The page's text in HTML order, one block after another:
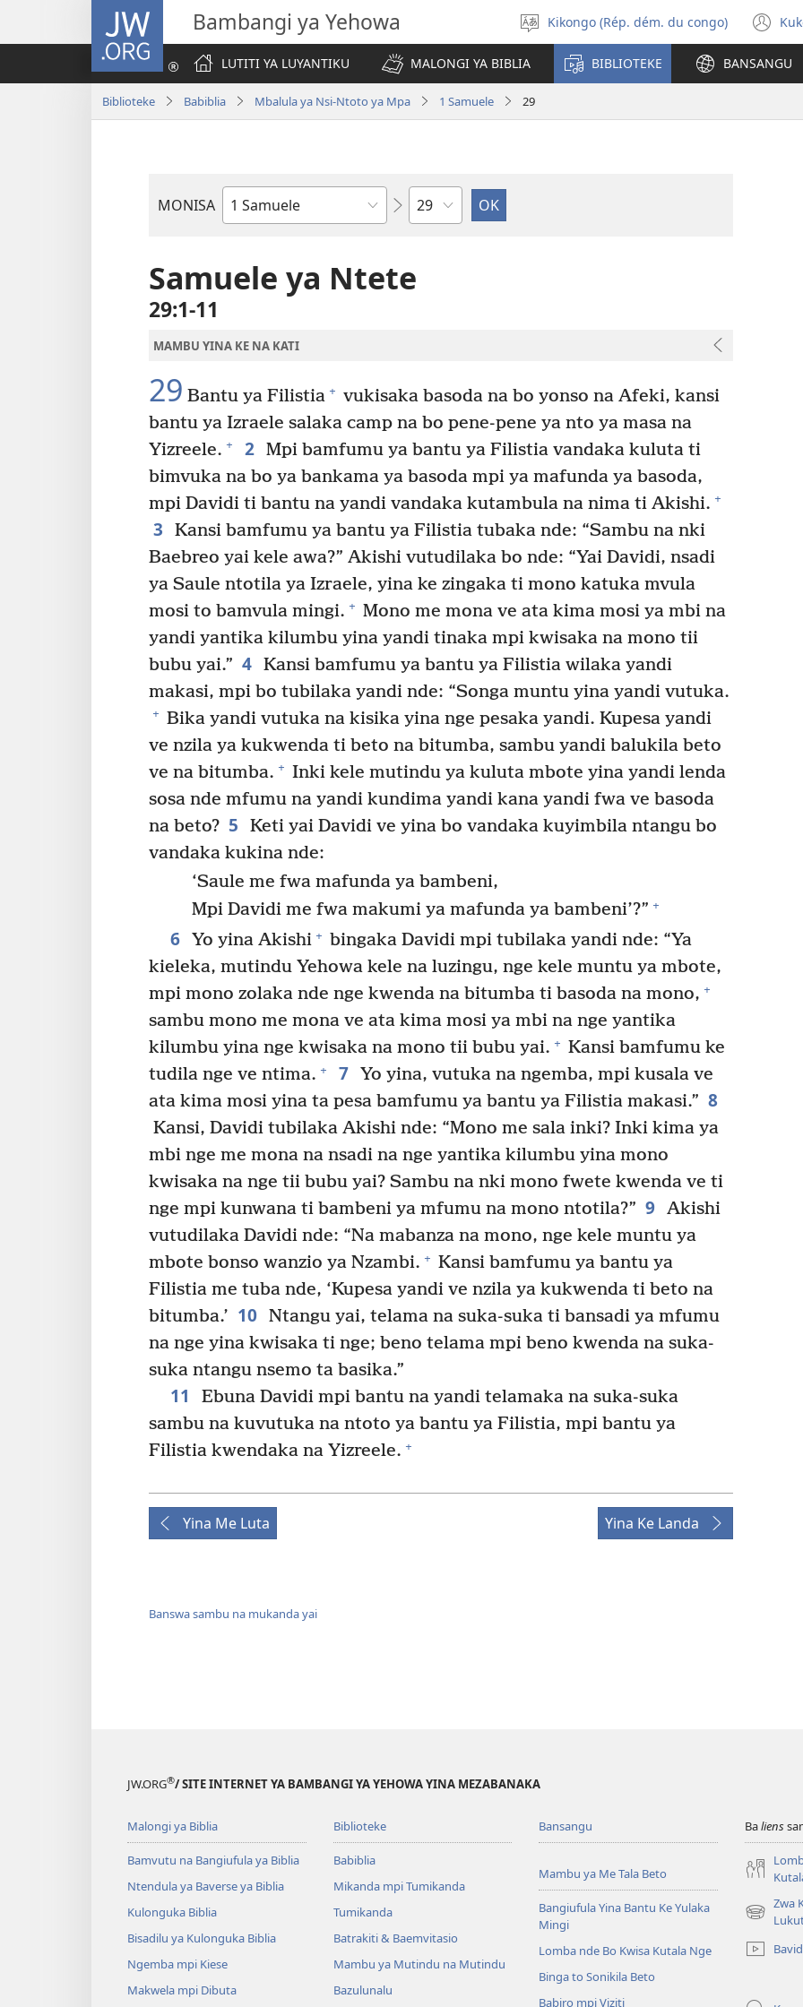
JW.ORG Bambangi ya Yehowa
Sola
ndinga
Kikongo (Rép. dém. du congo)
(ke
ya
LUTITI YA LUYANTIKU
MALONGI YA BIBLIA BIBLIOTEKE BANSANGU
Biblioteke Babiblia Mbalula ya Nsi-Ntoto ya Mpa 1 Samuele 29
MONISA
Mikanda
Biblia
Kapu
Samuele ya Ntete
29:1-11
MAMBU YINA KE NA KATI
29 Bantu ya Filistia + vukisaka basoda na bo yonso na Afeki, kansi
bantu ya Izraele salaka camp na bo pene-pene ya nto ya masa na
Yizreele. + 2 Mpi bamfumu ya bantu ya Filistia vandaka kuluta ti
bimvuka na bo ya bankama ya basoda mpi ya mafunda ya basoda,
mpi Davidi ti bantu na yandi vandaka kutambula na nima ti Akishi. +
3
Kansi bamfumu ya bantu ya Filistia tubaka nde: “Sambu na nki
Baebreo yai kele awa?” Akishi vutudilaka bo nde: “Yai Davidi, nsadi
ya Saule ntotila ya Izraele, yina ke zingaka ti mono katuka mvula
mosi to bamvula mingi. + Mono me mona ve ata kima mosi ya mbi na
yandi yantika kilumbu yina yandi tinaka mpi kwisaka na mono tii
bubu yai.” 4 Kansi bamfumu ya bantu ya Filistia wilaka yandi
makasi, mpi bo tubilaka yandi nde: “Songa muntu yina yandi vutuka.
+ Bika yandi vutuka na kisika yina nge pesaka yandi. Kupesa yandi
ve nzila ya kukwenda ti beto na bitumba, sambu yandi balukila beto
ve na bitumba. + Inki kele mutindu ya kuluta mbote yina yandi lenda
sosa nde mfumu na yandi kundima yandi kana yandi fwa ve basoda
na beto? 5
Keti yai Davidi ve yina bo vandaka kuyimbila ntangu bo
vandaka kukina nde:
‘Saule me fwa mafunda ya bambeni,
Mpi Davidi me fwa makumi ya mafunda ya bambeni’?” +
6 Yo yina Akishi + bingaka Davidi mpi tubilaka yandi nde: “Ya
kieleka, mutindu Yehowa kele na luzingu, nge kele muntu ya mbote,
mpi mono zolaka nde nge kwenda na bitumba ti basoda na mono, +
sambu mono me mona ve ata kima mosi ya mbi na nge yantika
kilumbu yina nge kwisaka na mono tii bubu yai. + Kansi bamfumu ke
tudila nge ve ntima. + 7 Yo yina, vutuka na ngemba, mpi kusala ve
ata kima mosi yina ta pesa bamfumu ya bantu ya Filistia makasi.” 8
Kansi, Davidi tubilaka Akishi nde: “Mono me sala inki? Inki kima ya
mbi nge me mona na nsadi na nge yantika kilumbu yina mono
kwisaka na nge tii bubu yai? Sambu na nki mono fwete kwenda ve ti
nge mpi kunwana ti bambeni ya mfumu na mono ntotila?” 9 Akishi
vutudilaka Davidi nde: “Na mabanza na mono, nge kele muntu ya
mbote bonso wanzio ya Nzambi. + Kansi bamfumu ya bantu ya
Filistia me tuba nde, ‘Kupesa yandi ve nzila ya kukwenda ti beto na
bitumba.’ 10 Ntangu yai, telama na suka-suka ti bansadi ya mfumu
na nge yina kwisaka ti nge; beno telama mpi beno kwenda na suka-
suka ntangu nsemo ta basika.”
11
Ebuna Davidi mpi bantu na yandi telamaka na suka-suka
sambu na kuvutuka na ntoto ya bantu ya Filistia, mpi bantu ya
Filistia kwendaka na Yizreele. +
Yina Me Luta Yina Ke Landa
Banswa sambu na mukanda yai
JW.ORG®/ SITE INTERNET YA BAMBANGI YA YEHOWA YINA MEZABANAKA
Malongi ya Biblia
Bamvutu na Bangiufula ya Biblia
Ntendula ya Baverse ya Biblia
Kulonguka Biblia
Bisadilu ya Kulonguka Biblia
Ngemba mpi Kiese
Makwela mpi Dibuta
Biblioteke
Babiblia
Mikanda mpi Tumikanda
Tumikanda
Batrakiti & Baemvitasio
Mambu ya Mutindu na Mutindu
Bazulunalu
Bansangu
Mambu ya Me Tala Beto
Bangiufula Yina Bantu Ke Yulaka
Mingi
Lomba nde Bo Kwisa Kutala Nge
Binga to Sonikila Beto
Babiro mpi Viziti
Baliens
Zwa
(ke
lutiti